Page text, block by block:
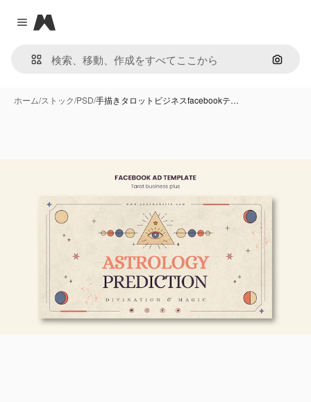
Close menu
Magnific
画像で
ホーム/ストック/PSD/手描きタロットビジネスfacebookテ…